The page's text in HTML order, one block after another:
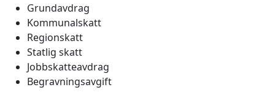
Grundavdrag
Kommunalskatt
Regionskatt
Statlig skatt
Jobbskatteavdrag
Begravningsavgift